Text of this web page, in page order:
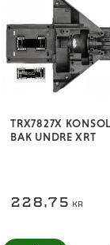
TRX7827X
BAK UNDRE XRT
228,75 KR